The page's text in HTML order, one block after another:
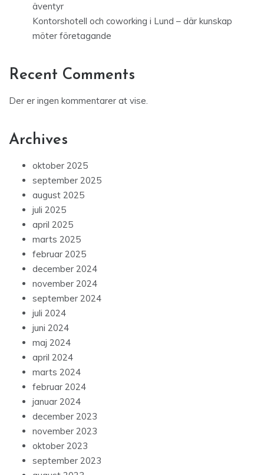
äventyr
Kontorshotell och coworking i Lund – där kunskap
möter företagande
Recent Comments
Der er ingen kommentarer at vise.
Archives
oktober 2025
september 2025
august 2025
juli 2025
april 2025
marts 2025
februar 2025
december 2024
november 2024
september 2024
juli 2024
juni 2024
maj 2024
april 2024
marts 2024
februar 2024
januar 2024
december 2023
november 2023
oktober 2023
september 2023